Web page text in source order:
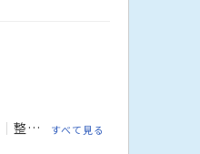
整形外科 泌尿器科
すべて見る